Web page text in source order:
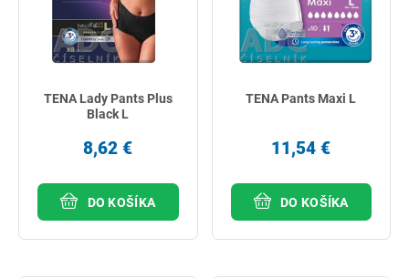
TENA Lady Pants Plus
Black L
8,62 €
DO KOŠÍKA
TENA Pants Maxi L
11,54 €
DO KOŠÍKA